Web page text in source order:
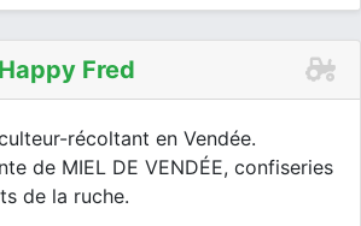
Fred
récoltant en Vendée.
de MIEL DE VENDÉE, confiseries
de la ruche.